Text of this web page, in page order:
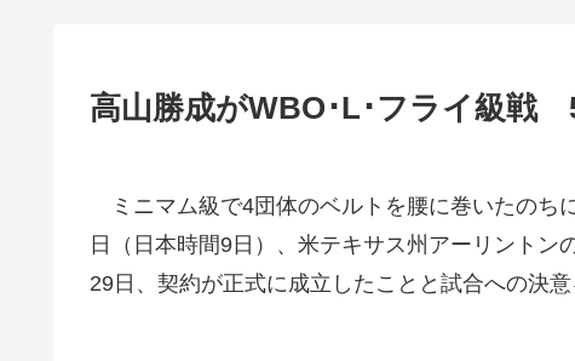
高山勝成がWBO･L･フライ級戦
ミニマム級で4団体のベルトを腰に巻いたのち
日（日本時間9日）、米テキサス州アーリント
29日、契約が正式に成立したことと試合への決意